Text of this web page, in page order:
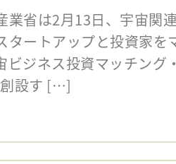
業省は2月13日、宇宙関
タートアップと投資家
ビジネス投資マッチング
設す […]